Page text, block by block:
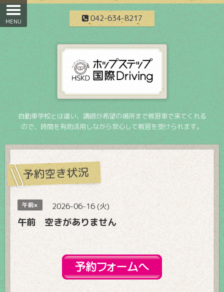
042-634-8217
自動車学校とは違い、講師が希望の場所まで教習車で来てくれる
ので、時間を有効活用しながら安心して教習を受けられます。
予約空き状況
午前× 2026-06-16 (火)
午前 空きがありません